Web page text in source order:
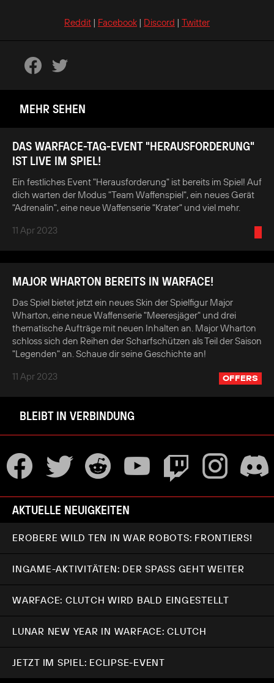
Reddit | Facebook | Discord | Twitter
MEHR SEHEN
DAS WARFACE-TAG-EVENT "HERAUSFORDERUNG"
IST LIVE IM SPIEL!
Ein festliches Event "Herausforderung" ist bereits im Spiel! Auf
dich warten der Modus "Team Waffenspiel", ein neues Gerät
"Adrenalin", eine neue Waffenserie "Krater" und viel mehr.
11 Apr 2023
MAJOR WHARTON BEREITS IN WARFACE!
Das Spiel bietet jetzt ein neues Skin der Spielfigur Major
Wharton, eine neue Waffenserie "Meeresjäger" und drei
thematische Aufträge mit neuen Inhalten an. Major Wharton
schloss sich den Reihen der Scharfschützen als Teil der Saison
"Legenden" an. Schaue dir seine Geschichte an!
11 Apr 2023
OFFERS
BLEIBT IN VERBINDUNG
AKTUELLE NEUIGKEITEN
EROBERE WILD TEN IN WAR ROBOTS: FRONTIERS!
INGAME-AKTIVITÄTEN: DER SPASS GEHT WEITER
WARFACE: CLUTCH WIRD BALD EINGESTELLT
LUNAR NEW YEAR IN WARFACE: CLUTCH
JETZT IM SPIEL: ECLIPSE-EVENT